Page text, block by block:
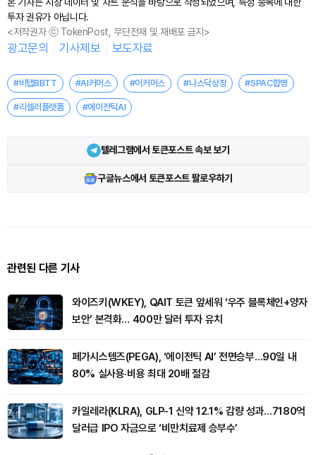
투자 권유가 아닙니다.
<저작권자 ⓒ TokenPost, 무단전재 및 재배포 금지>
광고문의 기사제보 보도자료
#비탭BBTT #AI커머스 #이커머스 #나스닥상장 #SPAC합병
#리셀러플랫폼 #에이전틱AI
텔레그램에서 토큰포스트 속보 보기
구글뉴스에서 토큰포스트 팔로우하기
관련된 다른 기사
와이즈키(WKEY), QAIT 토큰 앞세워 ‘우주 블록체인+양자
보안’ 본격화… 400만 달러 투자 유치
페가시스템즈(PEGA), ‘에이전틱 AI’ 전면승부…90일 내
80% 실사용·비용 최대 20배 절감
카일레라(KLRA), GLP-1 신약 12.1% 감량 성과…7180억
달러급 IPO 자금으로 ‘비만치료제 승부수’